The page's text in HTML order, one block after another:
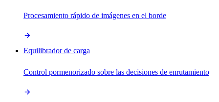
Procesamiento rápido de imágenes en el borde
Equilibrador de carga
Control pormenorizado sobre las decisiones de enrutamiento